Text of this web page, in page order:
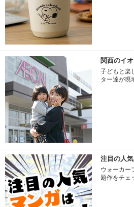
関西のイ
子どもと楽
ター達が現
注目の人
ウォーカー
題作をチェ